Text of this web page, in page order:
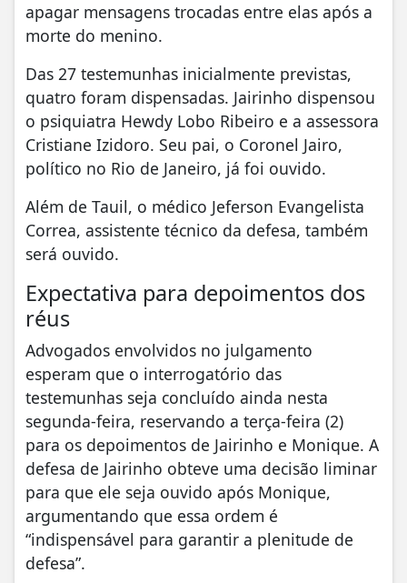
apagar mensagens trocadas entre elas após a
morte do menino.
Das 27 testemunhas inicialmente previstas,
quatro foram dispensadas. Jairinho dispensou
o psiquiatra Hewdy Lobo Ribeiro e a assessora
Cristiane Izidoro. Seu pai, o Coronel Jairo,
político no Rio de Janeiro, já foi ouvido.
Além de Tauil, o médico Jeferson Evangelista
Correa, assistente técnico da defesa, também
será ouvido.
Expectativa para depoimentos dos
réus
Advogados envolvidos no julgamento
esperam que o interrogatório das
testemunhas seja concluído ainda nesta
segunda-feira, reservando a terça-feira (2)
para os depoimentos de Jairinho e Monique. A
defesa de Jairinho obteve uma decisão liminar
para que ele seja ouvido após Monique,
argumentando que essa ordem é
“indispensável para garantir a plenitude de
defesa”.